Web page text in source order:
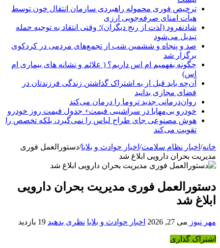
ترخیص فوری محموله راهبردی سازمان انتقال خون توسط
هیأت امنای صرفه‌جویی ارزی
شادنفرود (لذت از رنج دیگران)؛ وقتی انتقاد به توجیه حمله
تبدیل می‌شود
صد و پنجاه‌ و ششمین شب از تجمع‌های مردمی در کردکوی
برگزار شد
چگونه بفهمیم ام اس داریم؟ ( علائم و نشانه های بیماری ام
اس)
آن‌چه باید قبل از به اشتراک گذاشتن زندگی فرزندتان در
فضای مجازی بدانید
روان‌درمانی جدید تروما را درمان می‌کند
خودرو بی‌مهابا در سراشیبی قیمت+ جدول قیمت روز خودرو
هوش مصنوعی جای طراح لباس را نمی‌گیرد، بلکه تخصص را
تقویت می‌کند
خانه/ اخبار نظام سلامت/ اخبار حوادث و بلایا/دستورالعمل فوری
مدیریت بحران دارویی ابلاغ شد
دستورالعمل فوری مدیریت بحران دارویی
ابلاغ شد
مهر نیوز می 27, 2026 اخبار حوادث و بلایا نظری بدهید 19 بازدید
اشتراک گذاری